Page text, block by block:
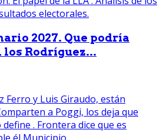
2027. Que podría
los Rodríguez...